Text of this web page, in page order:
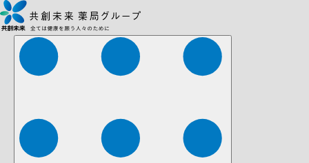
株式会社ファーマみらい 株式会社ストレチア